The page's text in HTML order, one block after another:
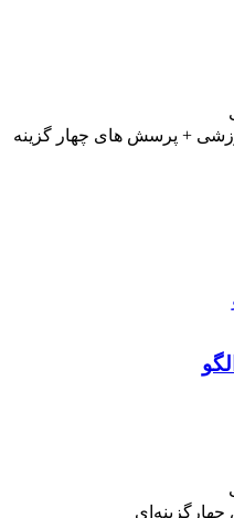
+ پرسش های چهار گزینه